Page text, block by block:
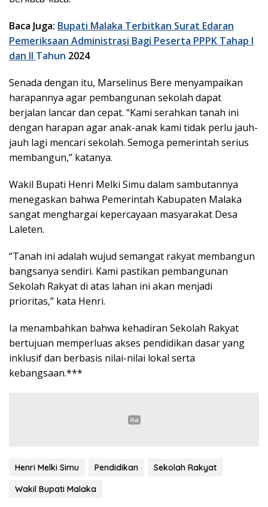
Baca Juga: Bupati Malaka Terbitkan Surat Edaran
Pemeriksaan Administrasi Bagi Peserta PPPK Tahap I
dan II Tahun 2024
Senada dengan itu, Marselinus Bere menyampaikan
harapannya agar pembangunan sekolah dapat
berjalan lancar dan cepat. “Kami serahkan tanah ini
dengan harapan agar anak-anak kami tidak perlu jauh-
jauh lagi mencari sekolah. Semoga pemerintah serius
membangun,” katanya.
Wakil Bupati Henri Melki Simu dalam sambutannya
menegaskan bahwa Pemerintah Kabupaten Malaka
sangat menghargai kepercayaan masyarakat Desa
Laleten.
“Tanah ini adalah wujud semangat rakyat membangun
bangsanya sendiri. Kami pastikan pembangunan
Sekolah Rakyat di atas lahan ini akan menjadi
prioritas,” kata Henri.
Ia menambahkan bahwa kehadiran Sekolah Rakyat
bertujuan memperluas akses pendidikan dasar yang
inklusif dan berbasis nilai-nilai lokal serta
kebangsaan.***
Henri Melki Simu Pendidikan
Sekolah Rakyat
Wakil Bupati Malaka